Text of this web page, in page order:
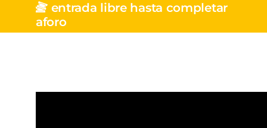
entrada libre hasta completar
aforo